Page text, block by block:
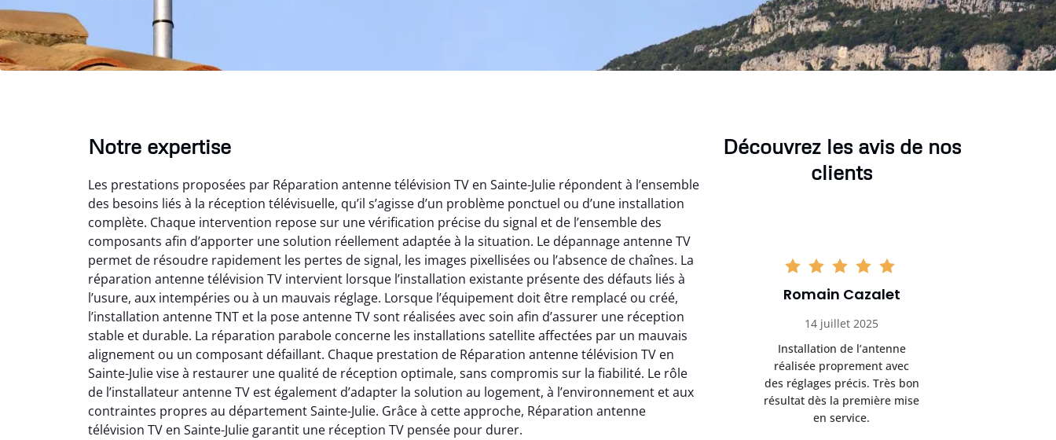
Notre expertise
Les prestations proposées par Réparation antenne télévision TV en Sainte-Julie répondent à l’ensemble
des besoins liés à la réception télévisuelle, qu’il s’agisse d’un problème ponctuel ou d’une installation
complète. Chaque intervention repose sur une vérification précise du signal et de l’ensemble des
composants afin d’apporter une solution réellement adaptée à la situation. Le dépannage antenne TV
permet de résoudre rapidement les pertes de signal, les images pixellisées ou l’absence de chaînes. La
réparation antenne télévision TV intervient lorsque l’installation existante présente des défauts liés à
l’usure, aux intempéries ou à un mauvais réglage. Lorsque l’équipement doit être remplacé ou créé,
l’installation antenne TNT et la pose antenne TV sont réalisées avec soin afin d’assurer une réception
stable et durable. La réparation parabole concerne les installations satellite affectées par un mauvais
alignement ou un composant défaillant. Chaque prestation de Réparation antenne télévision TV en
Sainte-Julie vise à restaurer une qualité de réception optimale, sans compromis sur la fiabilité. Le rôle
de l’installateur antenne TV est également d’adapter la solution au logement, à l’environnement et aux
contraintes propres au département Sainte-Julie. Grâce à cette approche, Réparation antenne
télévision TV en Sainte-Julie garantit une réception TV pensée pour durer.
Découvrez les avis de nos
clients
Mathieu Chabert
29 janvier 2026
Très bon travail sur
l’installation et l’orientation
de l’antenne. Résultat
immédiat et durable.
Thomas Giraud
27 juin 2025
Réception TV rétablie
rapidement après le
dépannage. Signal stable et
excellente qualité d’image
depuis l’intervention.
Romain Cazalet
14 juillet 2025
Installation de l’antenne
réalisée proprement avec
des réglages précis. Très bon
résultat dès la première mise
en service.